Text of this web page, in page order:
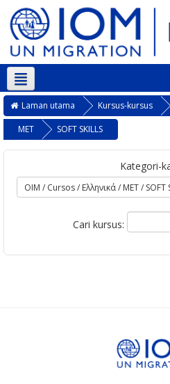
Bahasa Melayu ‎(ms)‎
Laman utama Kursus-kursus
MET
SOFT SKILLS
Kategori-
Cari kursus: